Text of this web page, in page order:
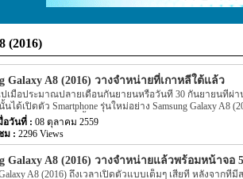
(2016)
Galaxy A8 (2016) วางจำหน่ายที่เกาหลีใต้แล้ว
เมื่อประมาณปลายเดือนกันยายนหรือวันที่ 30 กันยายนที่ผ่
นั้นได้เปิดตัว Smartphone รุ่นใหม่อย่าง Samsung Galaxy
ลิตอย่าง Samsung นั้นได้ระบุว่าจะวางจำหน่าย Samsung
Galaxy A8 (2016) นี้ในวันที่ 1 ตุลาคมที่ผ่านมาแล้ว
แต่ล่าสุดนั้นกลับมีความคืบหน้าของ Samsung Galaxy A8
าของ Samsung Galaxy A8 (2016) รุ่นใหม่ของทาง
ด้เปิดจำหน่ายตัวเครื่องแบบ pre-order ไปแล้ว ล่าสุดนั้นตามข่
08 ตุลาคม 2559
2296 Views
Galaxy A8 (2016) วางจำหน่ายแล้วพร้อมหน้าจ
Galaxy A8 (2016) ถึงเวลาเปิดตัวแบบเต็มๆ เสียที หลังจาก